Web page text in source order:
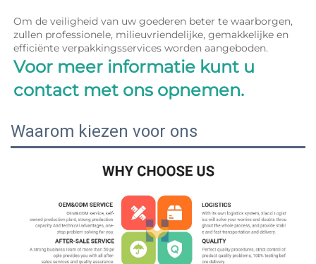
Om de veiligheid van uw goederen beter te waarborgen,
zullen professionele, milieuvriendelijke, gemakkelijke en
Voor meer informatie kunt u
contact met ons opnemen.
Waarom kiezen voor ons